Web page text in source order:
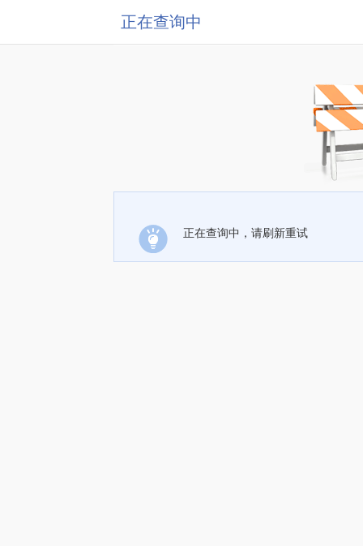
正在查询中
正在查询中，请刷新重试